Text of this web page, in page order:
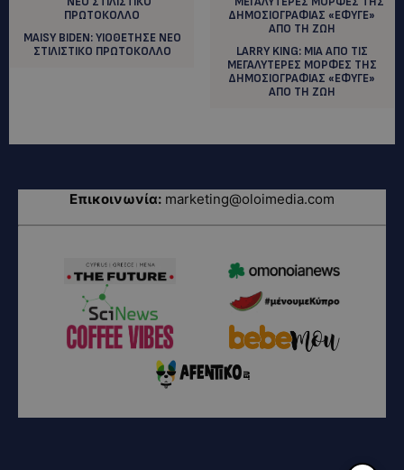
MAISY BIDEN: YIOΘΕΤΗΣΕ ΝΕΟ
ΣΤΙΛΙΣΤΙΚΟ ΠΡΩΤΟΚΟΛΛΟ
LARRY KING: ΜΙΑ ΑΠΟ ΤΙΣ
ΜΕΓΑΛΥΤΕΡΕΣ ΜΟΡΦΕΣ ΤΗΣ
ΔΗΜΟΣΙΟΓΡΑΦΙΑΣ «ΕΦΥΓΕ»
ΑΠΟ ΤΗ ΖΩΗ
Επικοινωνία: marketing@oloimedia.com